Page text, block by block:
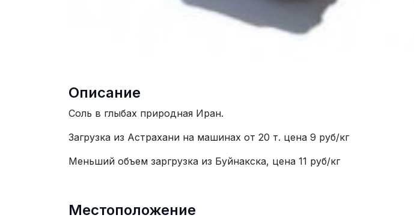
Описание
Соль в глыбах природная Иран.
Загрузка из Астрахани на машинах от 20 т. цена 9 руб/кг
Меньший объем заргрузка из Буйнакска, цена 11 руб/кг
Местоположение